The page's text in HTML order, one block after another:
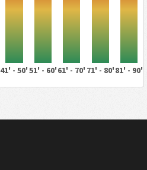
41' - 50'51' - 60'61' - 70' 71' - 80'81' - 90'